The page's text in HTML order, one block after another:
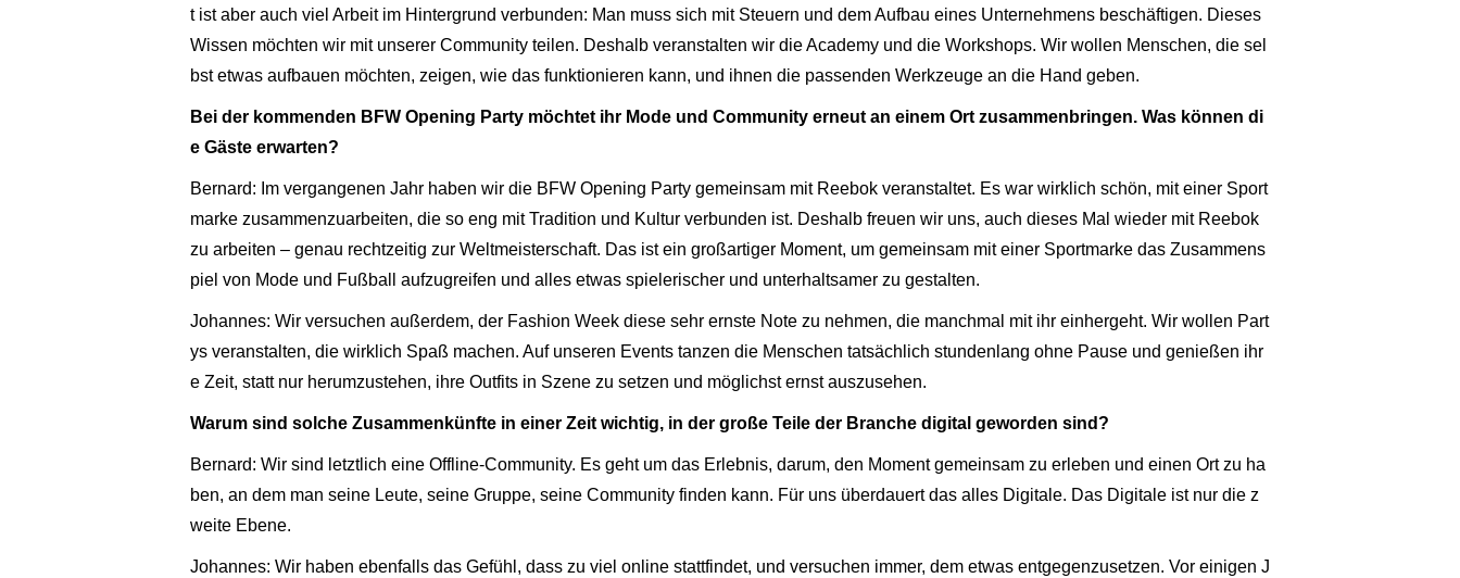
t ist aber auch viel Arbeit im Hintergrund verbunden: Man muss sich mit Steuern und dem Aufbau eines Unternehmens beschäftigen. Dieses
Wissen möchten wir mit unserer Community teilen. Deshalb veranstalten wir die Academy und die Workshops. Wir wollen Menschen, die sel
bst etwas aufbauen möchten, zeigen, wie das funktionieren kann, und ihnen die passenden Werkzeuge an die Hand geben.
Bei der kommenden BFW Opening Party möchtet ihr Mode und Community erneut an einem Ort zusammenbringen. Was können di
e Gäste erwarten?
Bernard: Im vergangenen Jahr haben wir die BFW Opening Party gemeinsam mit Reebok veranstaltet. Es war wirklich schön, mit einer Sport
marke zusammenzuarbeiten, die so eng mit Tradition und Kultur verbunden ist. Deshalb freuen wir uns, auch dieses Mal wieder mit Reebok
zu arbeiten – genau rechtzeitig zur Weltmeisterschaft. Das ist ein großartiger Moment, um gemeinsam mit einer Sportmarke das Zusammens
piel von Mode und Fußball aufzugreifen und alles etwas spielerischer und unterhaltsamer zu gestalten.
Johannes: Wir versuchen außerdem, der Fashion Week diese sehr ernste Note zu nehmen, die manchmal mit ihr einhergeht. Wir wollen Part
ys veranstalten, die wirklich Spaß machen. Auf unseren Events tanzen die Menschen tatsächlich stundenlang ohne Pause und genießen ihr
e Zeit, statt nur herumzustehen, ihre Outfits in Szene zu setzen und möglichst ernst auszusehen.
Warum sind solche Zusammenkünfte in einer Zeit wichtig, in der große Teile der Branche digital geworden sind?
Bernard: Wir sind letztlich eine Offline-Community. Es geht um das Erlebnis, darum, den Moment gemeinsam zu erleben und einen Ort zu ha
ben, an dem man seine Leute, seine Gruppe, seine Community finden kann. Für uns überdauert das alles Digitale. Das Digitale ist nur die z
weite Ebene.
Johannes: Wir haben ebenfalls das Gefühl, dass zu viel online stattfindet, und versuchen immer, dem etwas entgegenzusetzen. Vor einigen J